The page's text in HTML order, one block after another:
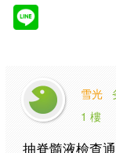
雪光
1 樓
抽脊髓液檢查